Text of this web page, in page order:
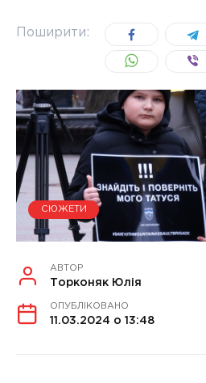
Поширити:
СЮЖЕТИ
АВТОР
Торконяк Юлія
ОПУБЛІКОВАНО
11.03.2024 о 13:48